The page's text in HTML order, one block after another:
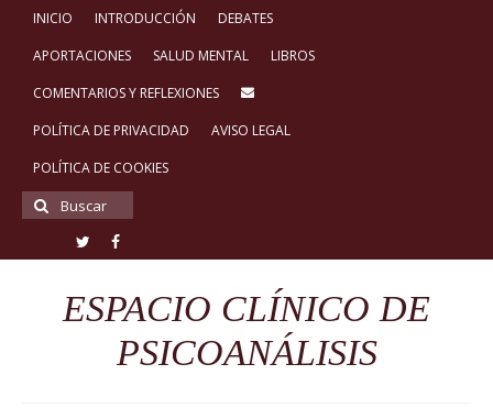
INICIO INTRODUCCIÓN
DEBATES
APORTACIONES
SALUD MENTAL
LIBROS
COMENTARIOS Y REFLEXIONES
POLÍTICA DE PRIVACIDAD
AVISO LEGAL
POLÍTICA DE COOKIES
Buscar
por:
ESPACIO CLÍNICO DE
PSICOANÁLISIS